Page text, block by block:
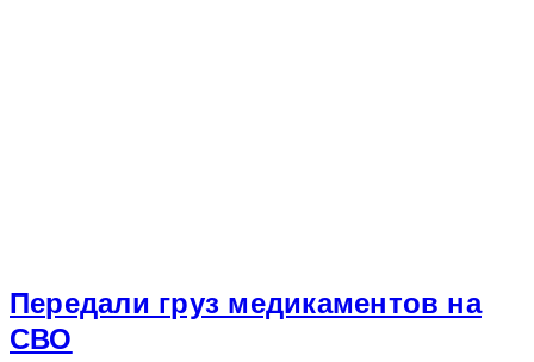
Передали груз медикаментов на
СВО